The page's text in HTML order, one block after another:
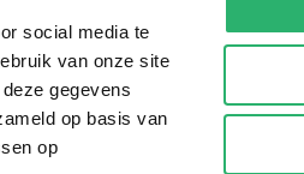
social media te
van onze site
gegevens
op basis van
op